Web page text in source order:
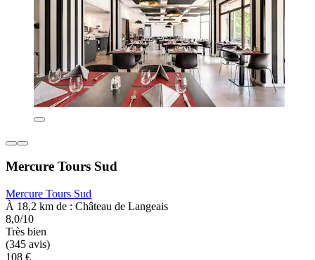
Mercure Tours Sud
Mercure Tours Sud
À 18,2 km de : Château de Langeais
8,0/10
Très bien
(345 avis)
108 €